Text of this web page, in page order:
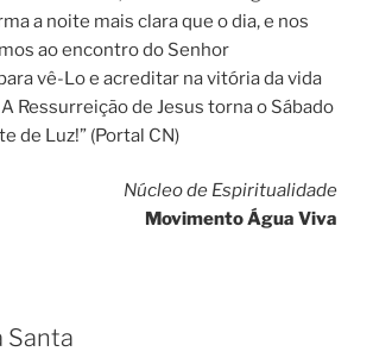
a noite mais clara que o dia, e nos
ao encontro do Senhor
vê-Lo e acreditar na vitória da vida
Ressurreição de Jesus torna o Sábado
de Luz!” (Portal CN)
Núcleo de Espiritualidade
Movimento Água Viva
Santa